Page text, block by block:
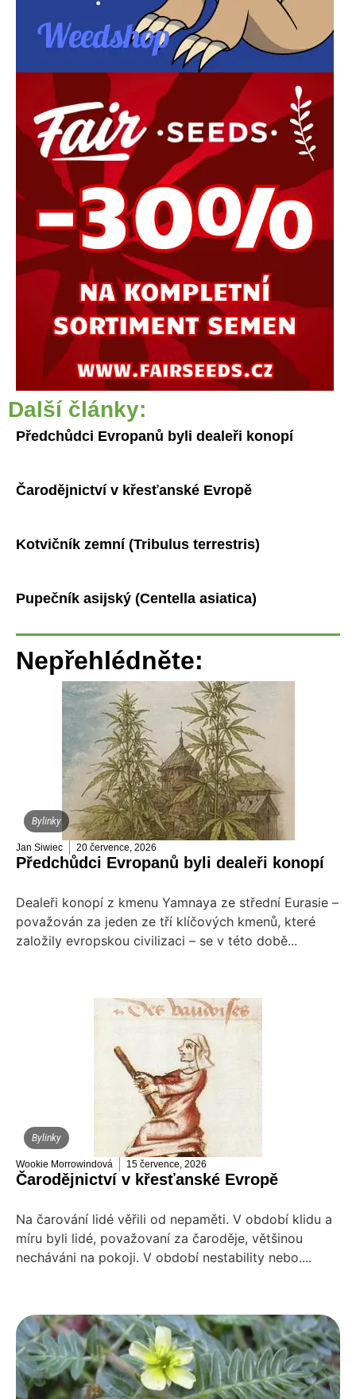
Další články:
Předchůdci Evropanů byli dealeři konopí
Čarodějnictví v křesťanské Evropě
Kotvičník zemní (Tribulus terrestris)
Pupečník asijský (Centella asiatica)
Nepřehlédněte:
Bylinky
Jan Siwiec 20 července, 2026
Předchůdci Evropanů byli dealeři konopí
Dealeři konopí z kmenu Yamnaya ze střední Eurasie –
považován za jeden ze tří klíčových kmenů, které
založily evropskou civilizaci – se v této době...
Bylinky
Wookie Morrowindová 15 července, 2026
Čarodějnictví v křesťanské Evropě
Na čarování lidé věřili od nepaměti. V období klidu a
míru byli lidé, považovaní za čaroděje, většinou
necháváni na pokoji. V období nestability nebo....